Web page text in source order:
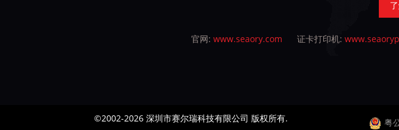
官网: www.seaory.com 证卡打印机:
©2002-2026 深圳市赛尔瑞科技有限公司 版权所有. 粤